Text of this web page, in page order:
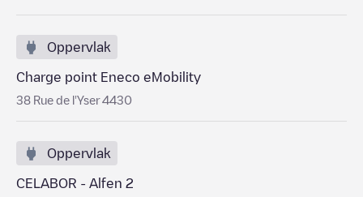
Oppervlak
Charge point Eneco eMobility
38 Rue de l'Yser 4430
Oppervlak
CELABOR - Alfen 2